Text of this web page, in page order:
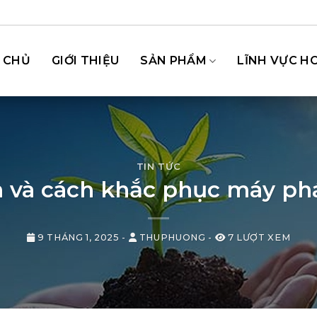
CHỦ GIỚI THIỆU SẢN PHẨM LĨNH VỰC
TIN TỨC
và cách khắc phục máy
9 THÁNG 1, 2025 - THUPHUONG - 7 LƯỢT XEM